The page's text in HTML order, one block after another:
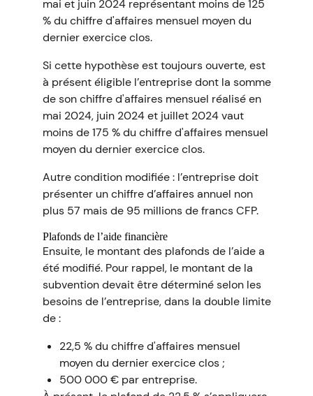
mai et juin 2024 représentant moins de 125
% du chiffre d'affaires mensuel moyen du
dernier exercice clos.
Si cette hypothèse est toujours ouverte, est
à présent éligible l’entreprise dont la somme
de son chiffre d'affaires mensuel réalisé en
mai 2024, juin 2024 et juillet 2024 vaut
moins de 175 % du chiffre d'affaires mensuel
moyen du dernier exercice clos.
Autre condition modifiée : l’entreprise doit
présenter un chiffre d’affaires annuel non
plus 57 mais de 95 millions de francs CFP.
Plafonds de l’aide financière
Ensuite, le montant des plafonds de l’aide a
été modifié. Pour rappel, le montant de la
subvention devait être déterminé selon les
besoins de l’entreprise, dans la double limite
de :
22,5 % du chiffre d'affaires mensuel
moyen du dernier exercice clos ;
500 000 € par entreprise.